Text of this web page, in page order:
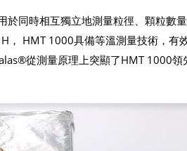
同時相互獨立地測量粒徑、顆粒數
HMT 1000具備等溫測量技術，有
從測量原理上突顯了HMT 1000